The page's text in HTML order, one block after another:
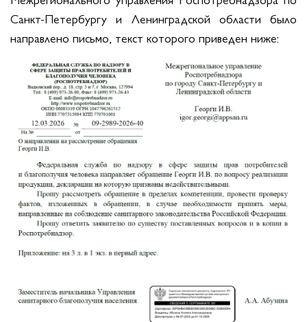
Санкт-Петербургу и Ленинградской области было
направлено письмо, текст которого приведен ниже: